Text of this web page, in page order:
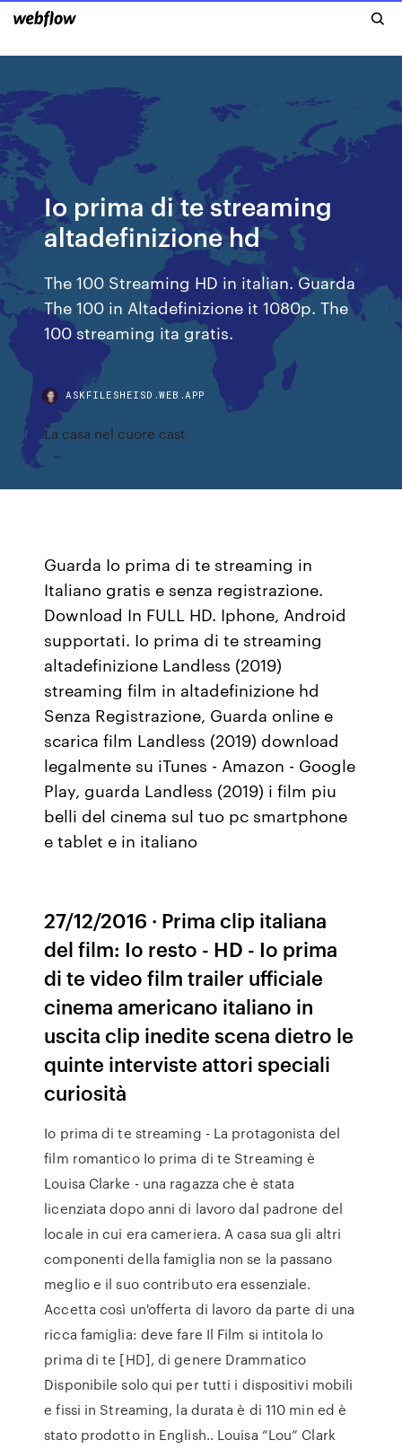
Io prima di te streaming
altadefinizione hd
The 100 Streaming HD in italian. Guarda
The 100 in Altadefinizione it 1080p. The
100 streaming ita gratis.
ASKFILESHEISD.WEB.APP
La casa nel cuore cast
Guarda Io prima di te streaming in
Italiano gratis e senza registrazione.
Download In FULL HD. Iphone, Android
supportati. Io prima di te streaming
altadefinizione Landless (2019)
streaming film in altadefinizione hd
Senza Registrazione, Guarda online e
scarica film Landless (2019) download
legalmente su iTunes - Amazon - Google
Play, guarda Landless (2019) i film piu
belli del cinema sul tuo pc smartphone
e tablet e in italiano
27/12/2016 · Prima clip italiana
del film: Io resto - HD - Io prima
di te video film trailer ufficiale
cinema americano italiano in
uscita clip inedite scena dietro le
quinte interviste attori speciali
curiosità
Io prima di te streaming - La protagonista del
film romantico Io prima di te Streaming è
Louisa Clarke - una ragazza che è stata
licenziata dopo anni di lavoro dal padrone del
locale in cui era cameriera. A casa sua gli altri
componenti della famiglia non se la passano
meglio e il suo contributo era essenziale.
Accetta così un'offerta di lavoro da parte di una
ricca famiglia: deve fare Il Film si intitola Io
prima di te [HD], di genere Drammatico
Disponibile solo qui per tutti i dispositivi mobili
e fissi in Streaming, la durata è di 110 min ed è
stato prodotto in English.. Louisa “Lou” Clark